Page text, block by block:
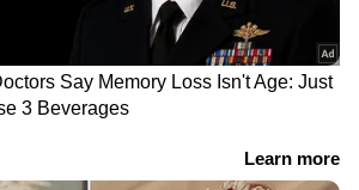
പ്രതീക്ഷിക്കുന്നുണ്ടെങ്കിലും,
പോലും
നിലയിലാകാന്‍ രണ്ടോ
ലോകമെമ്പാടുമുള്ള എല്ലാ